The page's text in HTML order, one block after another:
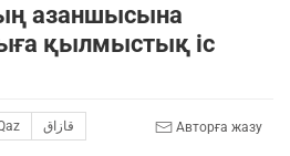
азаншысына
қылмыстық іс
قازاق Авторға жазу